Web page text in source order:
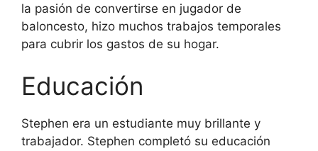
la pasión de convertirse en jugador de
baloncesto, hizo muchos trabajos temporales
para cubrir los gastos de su hogar.
Educación
Stephen era un estudiante muy brillante y
trabajador. Stephen completó su educación